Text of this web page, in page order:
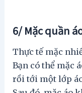
6/ Mặc quần
Thực tế mặc
Bạn có thể mặc
rồi tới một lớp